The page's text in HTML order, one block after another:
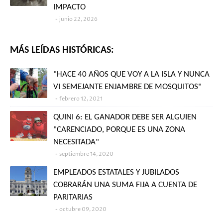
IMPACTO
junio 22, 2026
MÁS LEÍDAS HISTÓRICAS:
"HACE 40 AÑOS QUE VOY A LA ISLA Y NUNCA
VI SEMEJANTE ENJAMBRE DE MOSQUITOS"
febrero 12, 2021
QUINI 6: EL GANADOR DEBE SER ALGUIEN
"CARENCIADO, PORQUE ES UNA ZONA
NECESITADA"
septiembre 14, 2020
EMPLEADOS ESTATALES Y JUBILADOS
COBRARÁN UNA SUMA FIJA A CUENTA DE
PARITARIAS
octubre 09, 2020